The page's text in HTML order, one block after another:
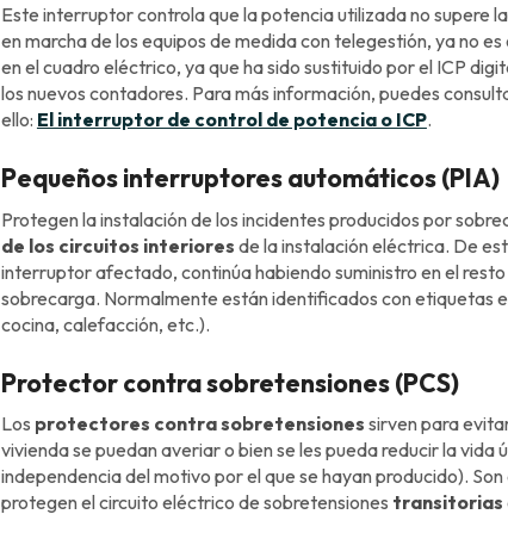
Este interruptor controla que la potencia utilizada no supere
en marcha de los equipos de medida con telegestión, ya no
en el cuadro eléctrico, ya que ha sido sustituido por el ICP
los nuevos contadores. Para más información, puedes
ello: El interruptor de control de potencia o ICP.
Pequeños interruptores automáticos (PIA)
Protegen la instalación de los incidentes producidos por
de los circuitos interiores de la instalación eléctrica. De
interruptor afectado, continúa habiendo suministro en el
sobrecarga. Normalmente están identificados con etiquetas
cocina, calefacción, etc.).
Protector contra sobretensiones (PCS)
Los protectores contra sobretensiones sirven para
vivienda se puedan averiar o bien se les pueda reducir la vida
independencia del motivo por el que se hayan producido).
protegen el circuito eléctrico de sobretensiones transitorias